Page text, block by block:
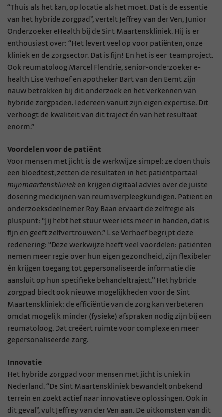
“Thuis als het kan, op locatie als het moet. Dat is de essentie
van het hybride zorgpad”, vertelt Jeffrey van der Ven, Junior
Onderzoeker eHealth bij de Sint Maartenskliniek. Hij is er
enthousiast over: “Het levert veel op voor patiënten, onze
kliniek en de zorgsector. Dat is fijn! En het is een teamproject.
Ook reumatoloog Marcel Flendrie, senior-onderzoeker e-
health Lise Verhoef en apotheker Bart van den Bemt zijn
nauw betrokken bij dit onderzoek en het verkennen van
hybride zorgpaden. Iedereen vanuit zijn eigen expertise. Dit
verhoogt de kwaliteit van dit traject én van het resultaat
enorm.”
Voordelen voor de patiënt
Voor mensen met jicht is de werkwijze simpel: ze doen thuis
een bloedtest, zetten de resultaten in het patiëntportaal
mijnmaartenskliniek en krijgen digitaal advies over de juiste
dosering medicijnen van reumaverpleegkundigen. Patiënt en
onderzoeksdeelnemer Roy Baan ervaart de zelfregie als
pluspunt: “Jij hebt het stuur weer iets meer in handen, dat is
fijn en geeft zelfvertrouwen.” Lise Verhoef begrijpt deze
redenering: “Deze werkwijze heeft veel voordelen: patiënten
nemen meer regie over hun eigen gezondheid, zijn flexibeler
én krijgen toegang tot gepersonaliseerde informatie die
aansluit op hun specifieke behandeltraject.” Het hybride
zorgpad biedt ook nieuwe mogelijkheden voor de Sint
Maartenskliniek: de efficiëntie van de zorg kan verbeteren
omdat mogelijk minder (fysieke) afspraken nodig zijn bij een
reumatoloog. Dat creëert ruimte voor complexe en meer
gepersonaliseerde zorg.
Innovatie
Het hybride zorgpad voor mensen met jicht is uniek in
Nederland. “De Sint Maartenskliniek bewandelt onbekend
terrein en zoekt actief naar innovatieve oplossingen. Ook in
dit geval”, vult Jeffrey van der Ven aan. De uitkomsten van dit